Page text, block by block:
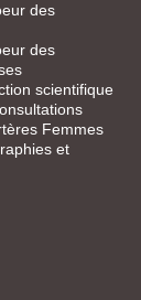
des
des
scientifique
Femmes
et